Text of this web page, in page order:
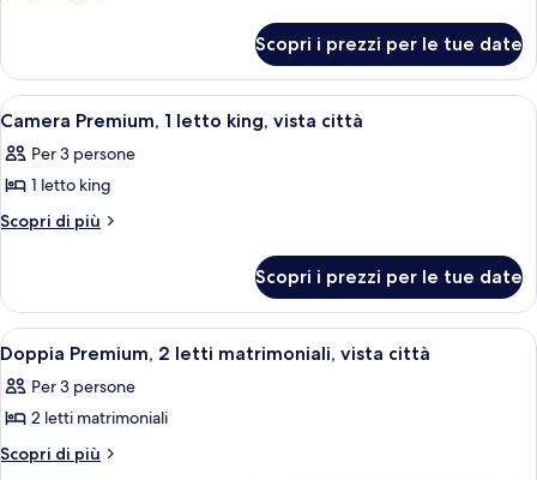
letto
king,
vista
città
Standard,
letto
vista
città
Scopri i prezzi per le tue date
Apri
tutte
le
foto
per
1
letto
king,
vista
città
Camera d'albergo moderna con un
5
Camera Premium, 1 letto king, vista città
Per 3 persone
1 letto king
Scopri di più
Altri
Premium,
letto
king,
vista
città
Scopri i prezzi per le tue date
Apri
tutte
le
foto
per
Una moderna camera d'albergo con
4
Doppia Premium, 2 letti matrimoniali, vista città
Per 3 persone
2 letti matrimoniali
Scopri di più
Altri